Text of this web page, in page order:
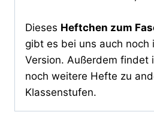
Dieses Heftchen zum
gibt es bei uns auch
Version. Außerdem findet
noch weitere Hefte zu
Klassenstufen.